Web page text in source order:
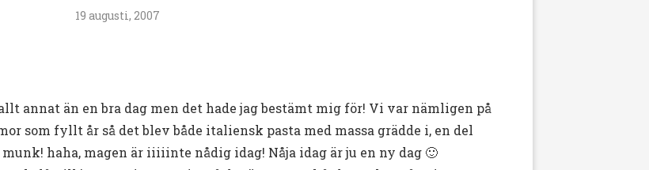
19 augusti, 2007
annat än en bra dag men det hade jag bestämt mig för! Vi var nämligen på
som fyllt år så det blev både italiensk pasta med massa grädde i, en del
haha, magen är iiiiinte nådig idag! Nåja idag är ju en ny dag 🙂